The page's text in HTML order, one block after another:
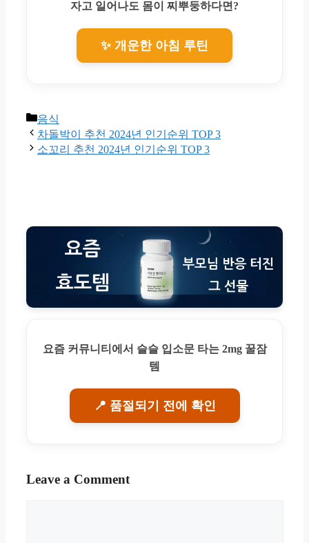
자고 일어나도 몸이 찌뿌둥하다면?
✨ 개운한 아침 루틴
Categories
음식
차돌박이 추천 2024년 인기순위 TOP 3
소꼬리 추천 2024년 인기순위 TOP 3
요즘 커뮤니티에서 슬슬 입소문 타는 2mg 꿀잠
템
📍 품절되기 전에 확인
Leave a Comment